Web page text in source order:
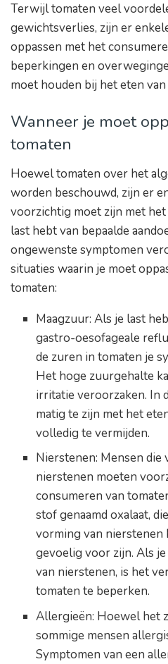
Terwijl tomaten veel
gewichtsverlies, zijn er
oppassen met het
beperkingen en
moet houden bij het eten
Wanneer je moet
tomaten
Hoewel tomaten over het
worden beschouwd, zijn er
voorzichtig moet zijn met
last hebt van bepaalde
ongewenste symptomen
situaties waarin je moet
tomaten:
Maagzuur: Als je last
gastro-oesofageale
de zuren in tomaten je
Het hoge zuurgehalte
irritatie veroorzaken. In
matig te zijn met het
volledig te vermijden.
Nierstenen: Mensen die
nierstenen moeten
consumeren van
stof genaamd oxalaat,
vorming van nierstenen
gevoelig voor zijn. Als
van nierstenen, is het
tomaten te beperken.
Allergieën: Hoewel het
sommige mensen
Symptomen van een